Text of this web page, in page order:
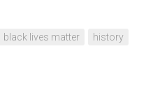
black lives matter
history